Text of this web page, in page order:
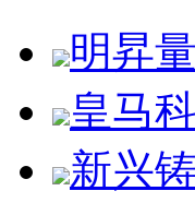
明昇
皇马
新兴